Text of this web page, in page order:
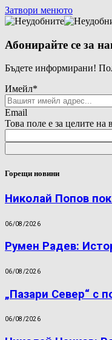
Затвори менюто
Абонирайте се за
Бъдете информирани!
Имейл*
Email
Това поле е за целите на
Горещи новини
Николай Попов
06/08/2026
Румен Радев:
06/08/2026
„Пазари Север“ с
06/08/2026